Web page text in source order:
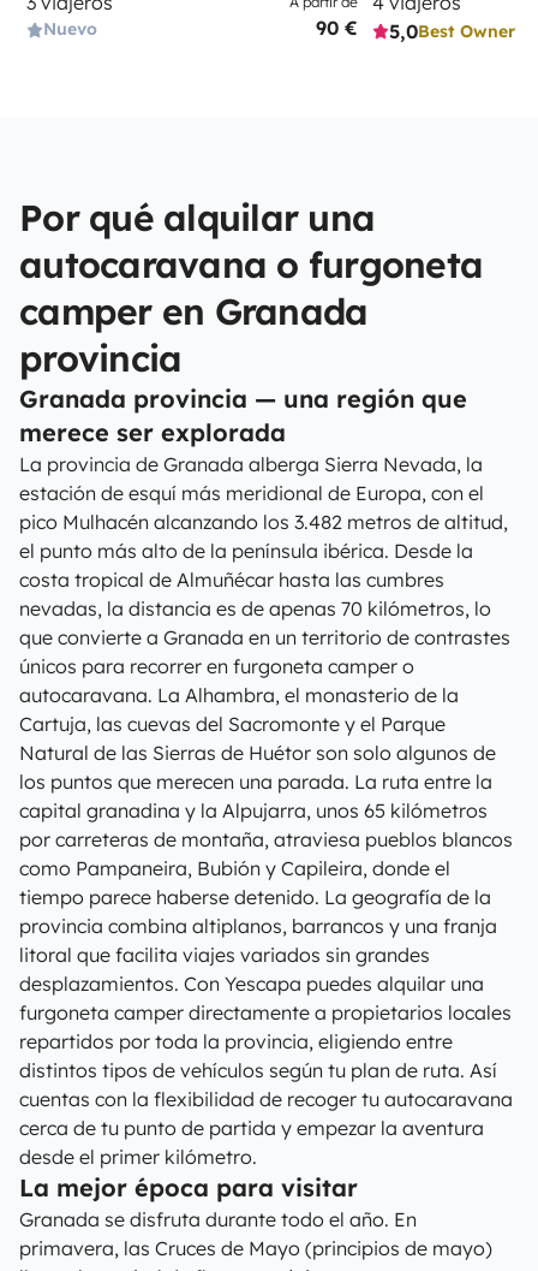
Nuevo 90 €
5,0Best Owner
Por qué alquilar una
autocaravana o furgoneta
camper en Granada
provincia
Granada provincia — una región que
merece ser explorada
La provincia de Granada alberga Sierra Nevada, la
estación de esquí más meridional de Europa, con el
pico Mulhacén alcanzando los 3.482 metros de altitud,
el punto más alto de la península ibérica. Desde la
costa tropical de Almuñécar hasta las cumbres
nevadas, la distancia es de apenas 70 kilómetros, lo
que convierte a Granada en un territorio de contrastes
únicos para recorrer en furgoneta camper o
autocaravana. La Alhambra, el monasterio de la
Cartuja, las cuevas del Sacromonte y el Parque
Natural de las Sierras de Huétor son solo algunos de
los puntos que merecen una parada. La ruta entre la
capital granadina y la Alpujarra, unos 65 kilómetros
por carreteras de montaña, atraviesa pueblos blancos
como Pampaneira, Bubión y Capileira, donde el
tiempo parece haberse detenido. La geografía de la
provincia combina altiplanos, barrancos y una franja
litoral que facilita viajes variados sin grandes
desplazamientos. Con Yescapa puedes alquilar una
furgoneta camper directamente a propietarios locales
repartidos por toda la provincia, eligiendo entre
distintos tipos de vehículos según tu plan de ruta. Así
cuentas con la flexibilidad de recoger tu autocaravana
cerca de tu punto de partida y empezar la aventura
desde el primer kilómetro.
La mejor época para visitar
Granada se disfruta durante todo el año. En
primavera, las Cruces de Mayo (principios de mayo)